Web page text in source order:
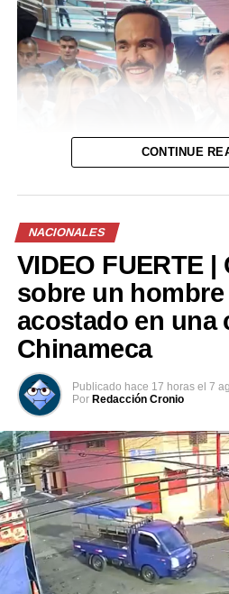
VIDEO | Denuncian a sujeto que
pareja en playa El Majahual
DON'T MISS
Más de 20 albergues
Previo al acto protocolario, el
salvadoreño, dialogó con el
Espriella, a quien envió un
Presidente Bukele y expresó sus
asumir esta nueva
colombiana.
CONTINUE
NACIONALES
VIDEO FUERTE
sobre un
acostado en una
Chinameca
Publicado hace 17 horas el 7
Por Redacción Cronio